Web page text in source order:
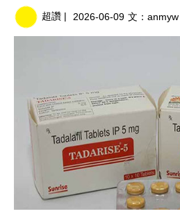
超讚 | 2026-06-09 文： anmyw